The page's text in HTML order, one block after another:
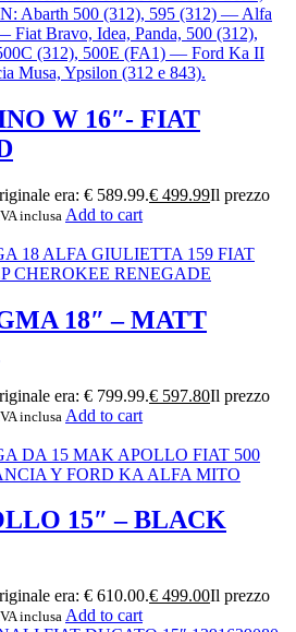
W 16″- FIAT
era: € 589.99.€ 499.99Il prezzo
inclusa Add to cart
18″ – MATT
era: € 799.99.€ 597.80Il prezzo
inclusa Add to cart
15″ – BLACK
era: € 610.00.€ 499.00Il prezzo
inclusa Add to cart